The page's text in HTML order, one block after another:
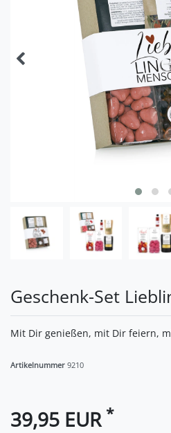
Geschenk-Set
Mit Dir genießen, mit Dir feiern,
Artikelnummer 9210
39,95 EUR *